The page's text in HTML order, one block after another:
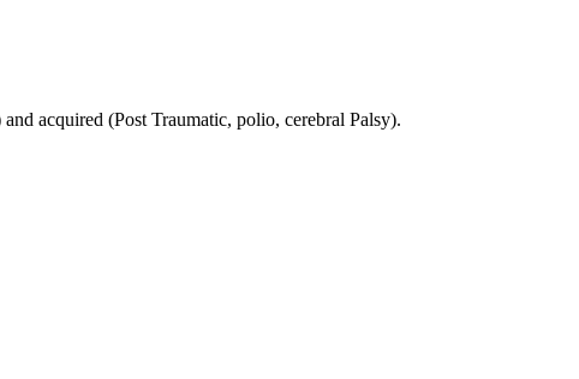
acquired (Post Traumatic, polio, cerebral Palsy).